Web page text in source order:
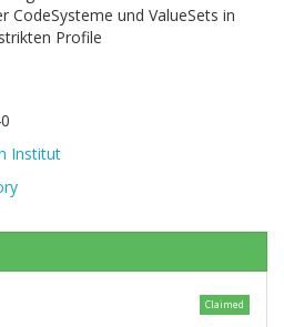
CodeSysteme und ValueSets in
Profile
Institut
Claimed